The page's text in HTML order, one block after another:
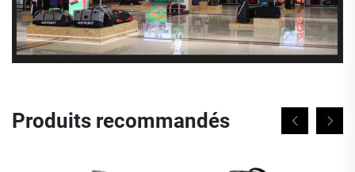
Produits recommandés